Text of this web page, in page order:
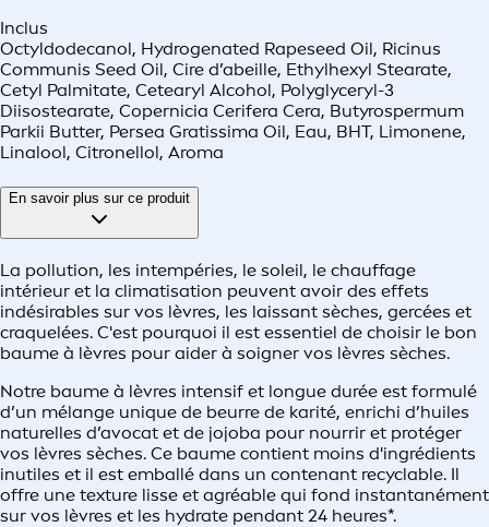
Inclus
Octyldodecanol, Hydrogenated Rapeseed Oil, Ricinus
Communis Seed Oil, Cire d’abeille, Ethylhexyl Stearate,
Cetyl Palmitate, Cetearyl Alcohol, Polyglyceryl-3
Diisostearate, Copernicia Cerifera Cera, Butyrospermum
Parkii Butter, Persea Gratissima Oil, Eau, BHT, Limonene,
Linalool, Citronellol, Aroma
En savoir plus sur ce produit
La pollution, les intempéries, le soleil, le chauffage
intérieur et la climatisation peuvent avoir des effets
indésirables sur vos lèvres, les laissant sèches, gercées et
craquelées. C'est pourquoi il est essentiel de choisir le bon
baume à lèvres pour aider à soigner vos lèvres sèches.
Notre baume à lèvres intensif et longue durée est formulé
d’un mélange unique de beurre de karité, enrichi d’huiles
naturelles d’avocat et de jojoba pour nourrir et protéger
vos lèvres sèches. Ce baume contient moins d'ingrédients
inutiles et il est emballé dans un contenant recyclable. Il
offre une texture lisse et agréable qui fond instantanément
sur vos lèvres et les hydrate pendant 24 heures*.